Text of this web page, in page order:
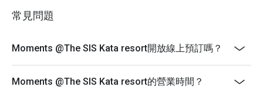
- 餐廳不允許12歲以下的兒童進入。
常見問題
Moments @The SIS Kata resort開放線上預訂嗎？
Moments @The SIS Kata resort的營業時間？